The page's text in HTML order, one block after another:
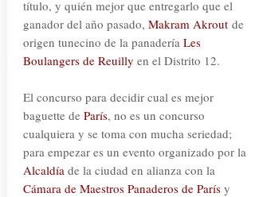
título, y quién mejor que entregarlo que el
ganador del año pasado, Makram Akroutde
origen tunecino de la panadería Les
Boulangers de Reuilly en el Distrito 12.
El concurso para decidir cual es mejor
baguette de París, no es un concurso
cualquiera y se toma con mucha seriedad;
para empezar es un evento organizado por la
Alcaldíade la ciudad en alianza con la
Cámara de Maestros Panaderos de Parísy